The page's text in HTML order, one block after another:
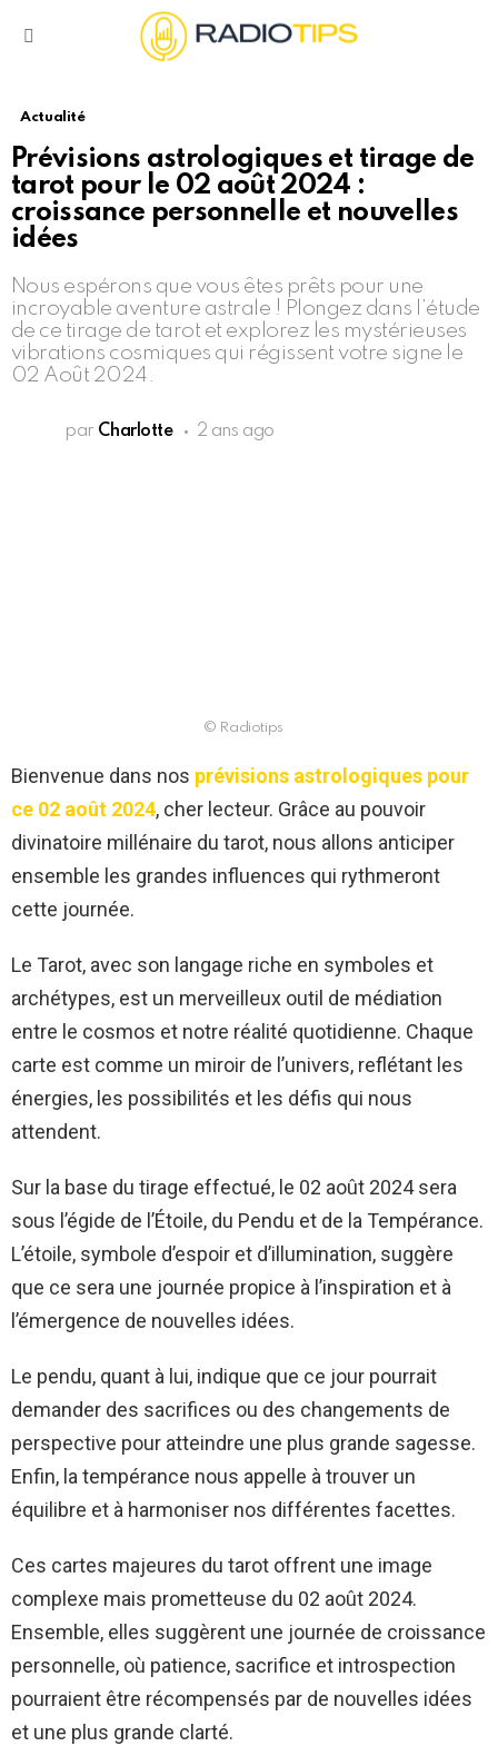
Actualité
Prévisions astrologiques et tirage de
tarot pour le 02 août 2024 :
croissance personnelle et nouvelles
idées
Nous espérons que vous êtes prêts pour une
incroyable aventure astrale ! Plongez dans l’étude
de ce tirage de tarot et explorez les mystérieuses
vibrations cosmiques qui régissent votre signe le
02 Août 2024.
par Charlotte 2 ans ago
© Radiotips
Bienvenue dans nos prévisions astrologiques pour
ce 02 août 2024, cher lecteur. Grâce au pouvoir
divinatoire millénaire du tarot, nous allons anticiper
ensemble les grandes influences qui rythmeront
cette journée.
Le Tarot, avec son langage riche en symboles et
archétypes, est un merveilleux outil de médiation
entre le cosmos et notre réalité quotidienne. Chaque
carte est comme un miroir de l’univers, reflétant les
énergies, les possibilités et les défis qui nous
attendent.
Sur la base du tirage effectué, le 02 août 2024 sera
sous l’égide de l’Étoile, du Pendu et de la Tempérance.
L’étoile, symbole d’espoir et d’illumination, suggère
que ce sera une journée propice à l’inspiration et à
l’émergence de nouvelles idées.
Le pendu, quant à lui, indique que ce jour pourrait
demander des sacrifices ou des changements de
perspective pour atteindre une plus grande sagesse.
Enfin, la tempérance nous appelle à trouver un
équilibre et à harmoniser nos différentes facettes.
Ces cartes majeures du tarot offrent une image
complexe mais prometteuse du 02 août 2024.
Ensemble, elles suggèrent une journée de croissance
personnelle, où patience, sacrifice et introspection
pourraient être récompensés par de nouvelles idées
et une plus grande clarté.